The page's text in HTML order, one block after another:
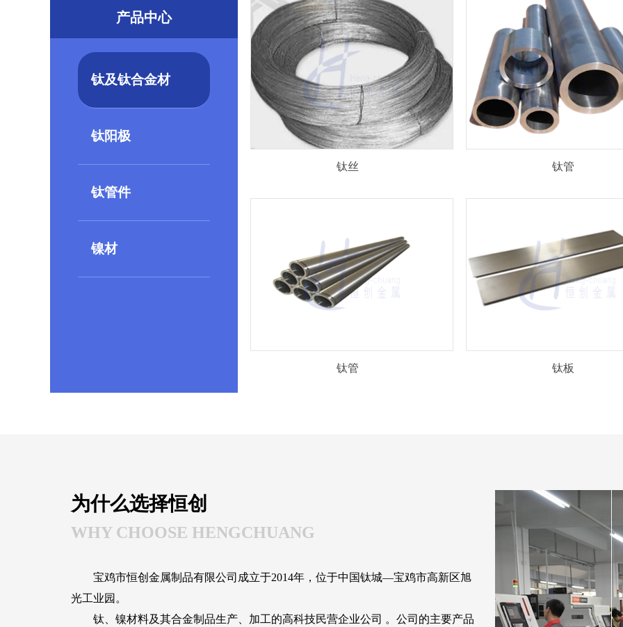
产品中心
钛及钛合金材
钛阳极
钛管件
镍材
钛丝 钛管
钛管 钛板
为什么选择恒创
WHY CHOOSE HENGCHUANG
宝鸡市恒创金属制品有限公司成立于2014年，位于中国钛城—宝鸡市高新区旭
光工业园。
钛、镍材料及其合金制品生产、加工的高科技民营企业公司 。公司的主要产品